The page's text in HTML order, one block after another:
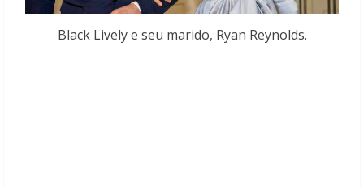
Black Lively e seu marido, Ryan Reynolds.